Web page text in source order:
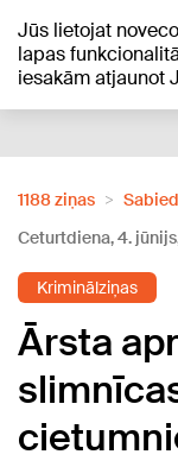
Jūs lietojat
lapas
iesakām atjaunot
+20
1188 ziņas
Ceturtdiena, 4.
Kriminālziņas
Ārsta